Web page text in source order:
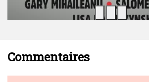
Commentaires